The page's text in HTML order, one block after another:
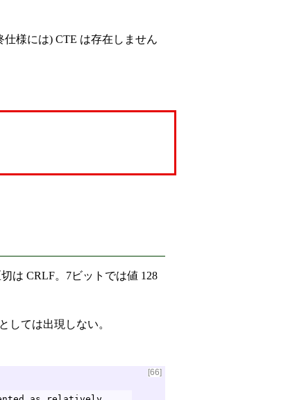
様には) CTE は存在しません
は CRLF。7ビットでは値 128
しては出現しない。
[66]